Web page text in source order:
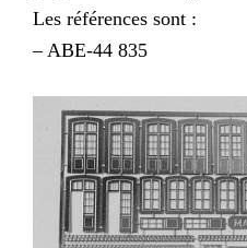
Les références sont :
– ABE-44 835